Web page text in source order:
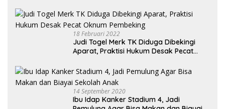
18 Februari 2022
Judi Togel Merk TK Diduga Dibekingi
Aparat, Praktisi Hukum Desak Pecat
14 September 2020
Ibu Idap Kanker Stadium 4, Jadi